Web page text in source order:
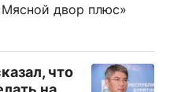
двор плюс»
что